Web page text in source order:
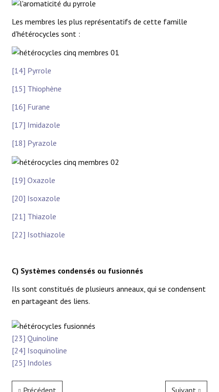
Les membres les plus représentatifs de cette famille
d'hétérocycles sont :
[14] Pyrrole
[15] Thiophène
[16] Furane
[17] Imidazole
[18] Pyrazole
[19] Oxazole
[20] Isoxazole
[21] Thiazole
[22] Isothiazole
C) Systèmes condensés ou fusionnés
Ils sont constitués de plusieurs anneaux, qui se condensent
en partageant des liens.
[23] Quinoline
[24] Isoquinoline
[25] Indoles